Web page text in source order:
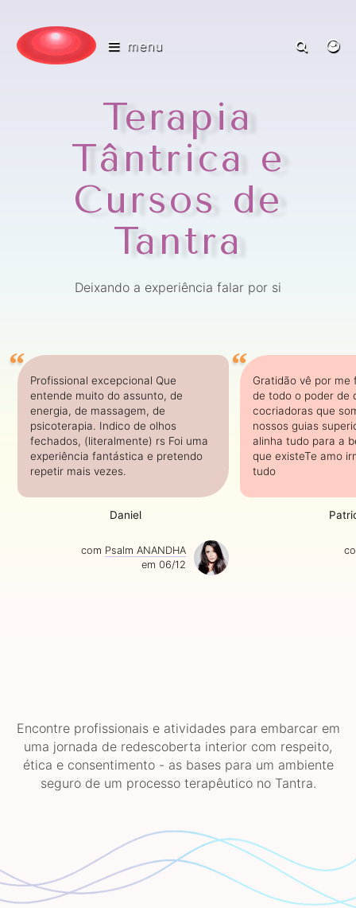
menu
Terapia
Tântrica e
Cursos de
Tantra
Deixando a experiência falar por si
Profissional excepcional Que
entende muito do assunto, de
energia, de massagem, de
psicoterapia. Indico de olhos
fechados, (literalmente) rs Foi uma
experiência fantástica e pretendo
repetir mais vezes.
Daniel
com Psalm ANANDHA
em 06/12
Gratidão vê por me
de todo o poder de
cocriadoras que
nossos guias
alinha tudo para a
que existeTe amo
tudo
Encontre profissionais e atividades para embarcar em
uma jornada de redescoberta interior com respeito,
ética e consentimento - as bases para um ambiente
seguro de um processo terapêutico no Tantra.